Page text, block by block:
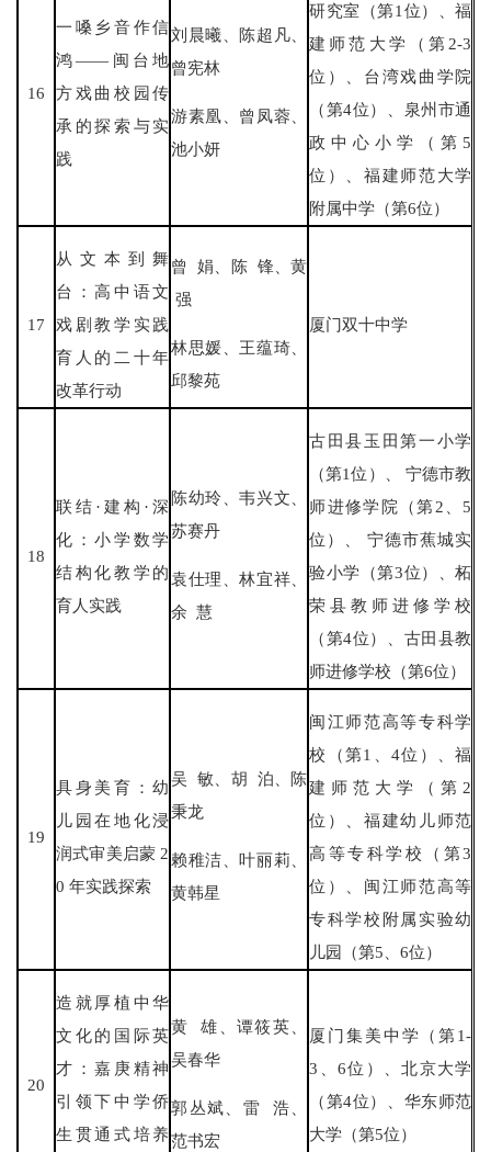
16
一嗓乡音作信
鸿——闽台地
方戏曲校园传
承的探索与实
践
刘晨曦、陈超凡、
曾宪林
游素凰、曾凤蓉、
池小妍
研究室（第1位）、福
建师范大学（第2-3
位）、台湾戏曲学院
（第4位）、泉州市通
政中心小学（第5
位）、福建师范大学
附属中学（第6位）
17
从文本到舞
台：高中语文
戏剧教学实践
育人的二十年
改革行动
曾 娟、陈 锋、黄
强
林思媛、王蕴琦、
邱黎苑
厦门双十中学
18
联结·建构·深
化：小学数学
结构化教学的
育人实践
陈幼玲、韦兴文、
苏赛丹
袁仕理、林宜祥、
余 慧
古田县玉田第一小学
（第1位）、 宁德市教
师进修学院（第2、5
位）、 宁德市蕉城实
验小学（第3位）、柘
荣县教师进修学校
（第4位）、古田县教
师进修学校（第6位）
19
具身美育：幼
儿园在地化浸
润式审美启蒙 2
0 年实践探索
吴 敏、胡 泊、陈
秉龙
赖稚洁、叶丽莉、
黄韩星
闽江师范高等专科学
校（第1、4位）、福
建师范大学（第2
位）、福建幼儿师范
高等专科学校（第3
位）、闽江师范高等
专科学校附属实验幼
儿园（第5、6位）
20
造就厚植中华
文化的国际英
才：嘉庚精神
引领下中学侨
生贯通式培养
黄 雄、谭筱英、
吴春华
郭丛斌、雷 浩、
范书宏
厦门集美中学（第1-
3、6位）、北京大学
（第4位）、华东师范
大学（第5位）